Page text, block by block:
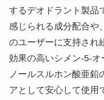
するデオドラント製品
感じられる成分配合や
のユーザーに支持され
効果の高いシメン-5-
ノールスルホン酸亜鉛
アとして安心して使用